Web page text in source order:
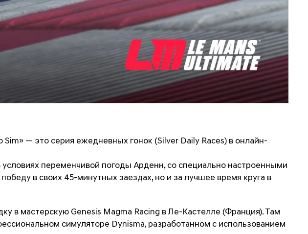
Sim» — это серия ежедневных гонок (Silver Daily Races) в онлайн-
переменчивой погоды Арденн, со специально настроенными
в своих 45-минутных заездах, но и за лучшее время круга в
в мастерскую Genesis Magma Racing в Ле-Кастелле (Франция). Там
симуляторе Dynisma, разработанном с использованием